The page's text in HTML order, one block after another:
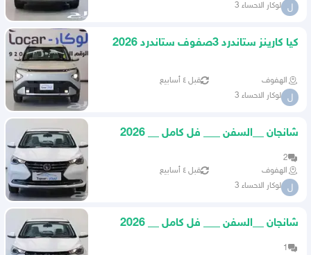
ل لوكار الاحساء 3
كيا كارينز ستاندرد 3صفوف ستاندرد 2026
الهفوف قبل ٤ أسابيع
ل لوكار الاحساء 3
شانجان __السفن ___ فل كامل __ 2026
2
الهفوف
قبل ٤ أسابيع
ل لوكار الاحساء 3
شانجان __السفن ___ فل كامل __ 2026
1